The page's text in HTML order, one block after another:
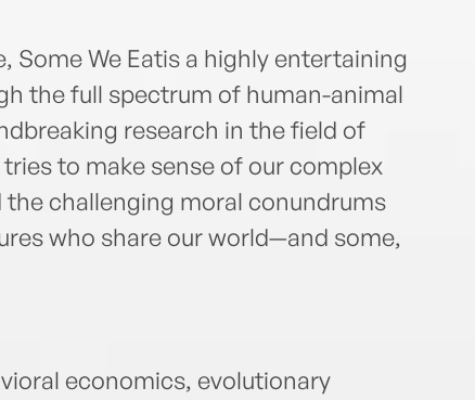
Some We Eatis a highly entertaining
the full spectrum of human-animal
research in the field of
to make sense of our complex
challenging moral conundrums
who share our world—and some,
economics, evolutionary